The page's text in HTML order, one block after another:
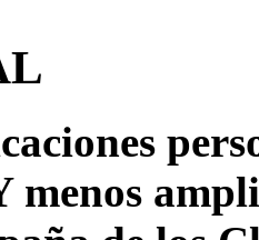
menos